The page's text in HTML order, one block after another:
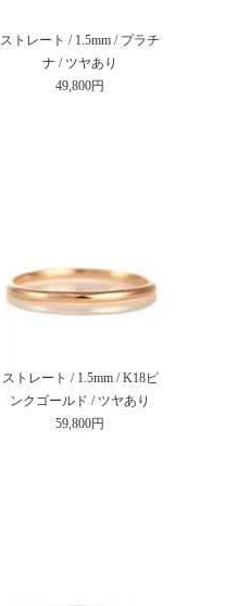
ストレート / 1.5mm / プラチ
ナ / ツヤあり
49,800円
ストレート / 1.5mm / K18ピ
ンクゴールド / ツヤあり
59,800円